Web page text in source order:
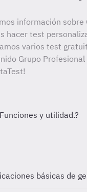
información
hacer test
varios test
Grupo
básicas de